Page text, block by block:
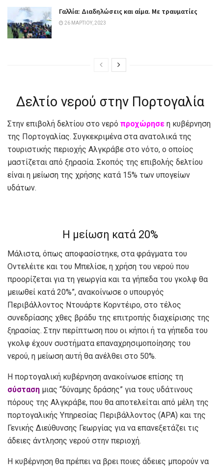
Γαλλία: Διαδηλώσεις και αίμα. Με τραυματίες
26 ΜΑΡΤΊΟΥ, 2023
Δελτίο νερού στην Πορτογαλία
Στην επιβολή δελτίου στο νερό προχώρησε η κυβέρνηση
της Πορτογαλίας. Συγκεκριμένα στα ανατολικά της
τουριστικής περιοχής Αλγκράβε στο νότο, ο οποίος
μαστίζεται από ξηρασία. Σκοπός της επιβολής δελτίου
είναι η μείωση της χρήσης κατά 15% των υπογείων
υδάτων.
Η μείωση κατά 20%
Μάλιστα, όπως αποφασίστηκε, στα φράγματα του
Οντελέιτε και του Μπελίσε, η χρήση του νερού που
προορίζεται για τη γεωργία και τα γήπεδα του γκολφ θα
μειωθεί κατά 20%”, ανακοίνωσε ο υπουργός
Περιβάλλοντος Ντουάρτε Κορντέιρο, στο τέλος
συνεδρίασης χθες βράδυ της επιτροπής διαχείρισης της
ξηρασίας. Στην περίπτωση που οι κήποι ή τα γήπεδα του
γκολφ έχουν συστήματα επαναχρησιμοποίησης του
νερού, η μείωση αυτή θα ανέλθει στο 50%.
Η πορτογαλική κυβέρνηση ανακοίνωσε επίσης τη
σύσταση μιας “δύναμης δράσης” για τους υδάτινους
πόρους της Αλγκράβε, που θα αποτελείται από μέλη της
πορτογαλικής Υπηρεσίας Περιβάλλοντος (APA) και της
Γενικής Διεύθυνσης Γεωργίας για να επανεξετάζει τις
άδειες άντλησης νερού στην περιοχή.
Η κυβέρνηση θα πρέπει να βρει ποιες άδειες μπορούν να